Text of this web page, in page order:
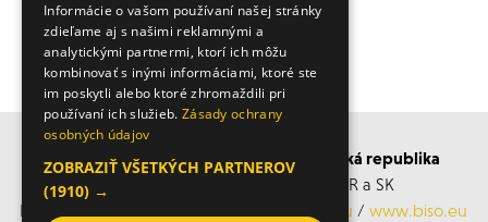
VÍCE ČLÁNKŮ ZDE
BISO SCHRATTENECKER Česká a Slovenská republika
Obchodní s servisní střediska po ČR a SK
Mobil: +420 606 183 360, Email:
info@biso.eu /www.biso.eu
Informácie o vašom používaní našej stránky
zdieľame aj s našimi reklamnými a
analytickými partnermi, ktorí ich môžu
kombinovať s inými informáciami, ktoré ste
im poskytli alebo ktoré zhromaždili pri
používaní ich služieb. Zásady ochrany
osobných údajov
ZOBRAZIŤ VŠETKÝCH PARTNEROV
(1910) →